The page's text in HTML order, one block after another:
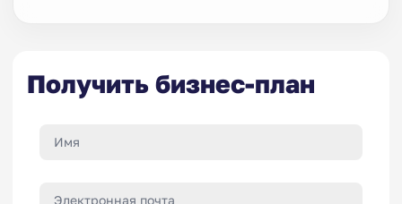
Получить бизнес-план